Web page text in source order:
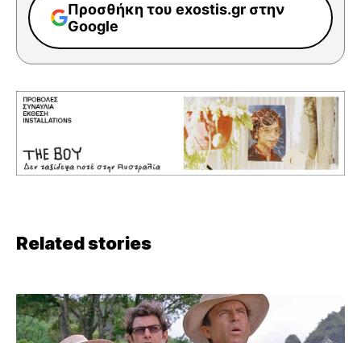
Προσθήκη του exostis.gr στην
Google
Related stories